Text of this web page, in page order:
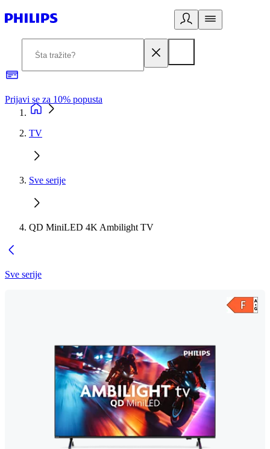
Prijavi se za 10% popusta
TV
Sve serije
QD MiniLED 4K Ambilight TV
Sve serije